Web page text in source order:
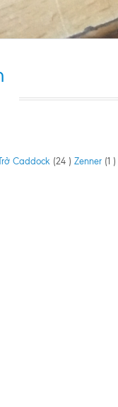
Caddock (24 ) Zenner (1 )